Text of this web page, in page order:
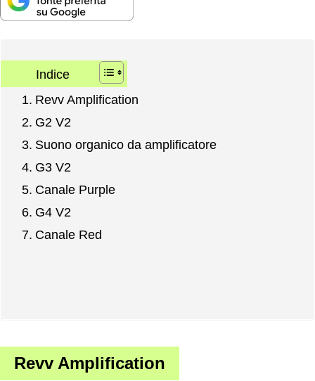
Indice
Revv Amplification
G2 V2
Suono organico da amplificatore
G3 V2
Canale Purple
G4 V2
Canale Red
Revv Amplification